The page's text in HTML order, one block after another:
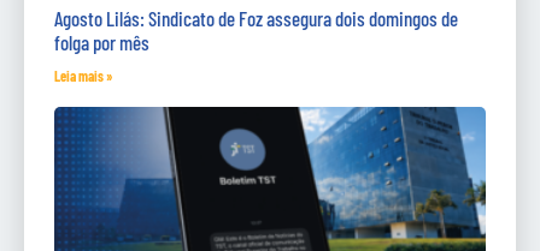
Agosto Lilás: Sindicato de Foz assegura dois domingos de
folga por mês
Leia mais »